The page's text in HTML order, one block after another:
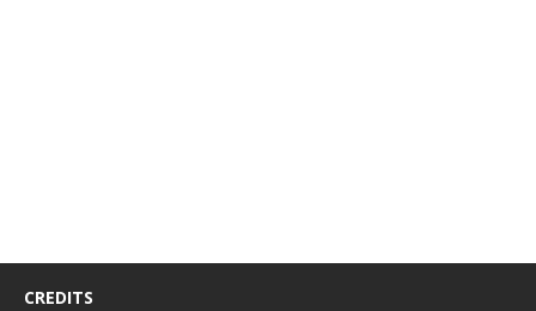
CREDITS